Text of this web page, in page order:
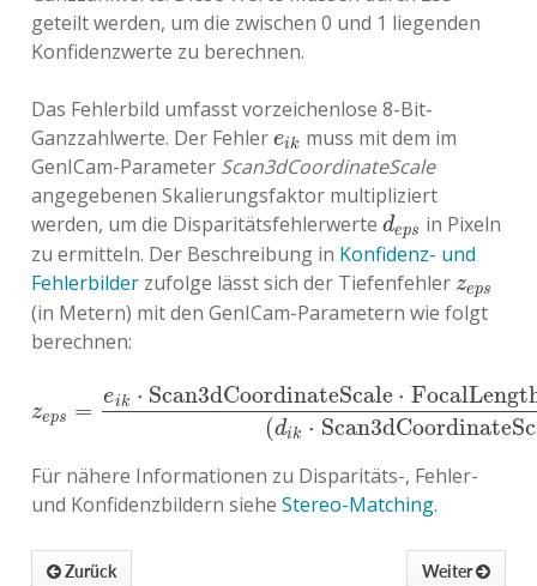
geteilt werden, um die zwischen 0 und 1 liegenden
Konfidenzwerte zu berechnen.
Das Fehlerbild umfasst vorzeichenlose 8-Bit-
Ganzzahlwerte. Der Fehler eik
eik muss mit dem im
GenICam-Parameter Scan3dCoordinateScale
angegebenen Skalierungsfaktor multipliziert
werden, um die Disparitätsfehlerwerte deps
deps in Pixeln
zu ermitteln. Der Beschreibung in Konfidenz- und
Fehlerbilderzufolge lässt sich der Tiefenfehler zeps
zeps
(in Metern) mit den GenICam-Parametern wie folgt
berechnen:
zeps =
eik ⋅ Scan3dCoordinateScale ⋅ FocalLengt
(dik ⋅ Scan3dCoordinateSc
zeps =e k⋅Scan3dCoordinateScale⋅FocalLengthFactor⋅w⋅B
Für nähere Informationen zu Disparitäts-, Fehler-
und Konfidenzbildern siehe Stereo-Matching.
Weiter
Zurück